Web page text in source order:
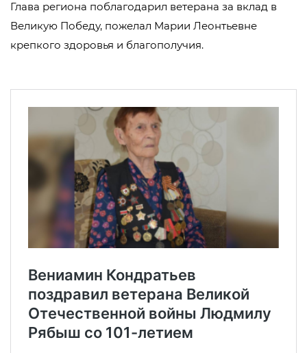
Глава региона поблагодарил ветерана за вклад в
Великую Победу, пожелал Марии Леонтьевне
крепкого здоровья и благополучия.